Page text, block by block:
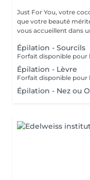
Just For You, votre cocon
que votre beauté
vous accueillent dans
Épilation - Sourcils
Épilation - Lèvre
Épilation - Nez ou